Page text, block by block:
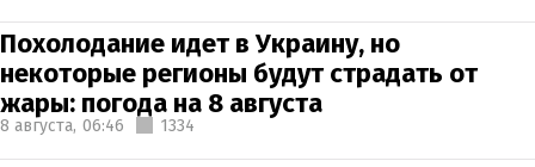
Похолодание идет в Украину, но
некоторые регионы будут страдать от
жары: погода на 8 августа
8 августа, 06:46 1334